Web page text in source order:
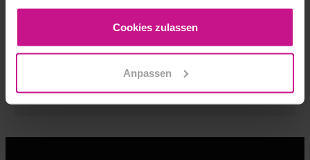
gesammelt haben.
Cookies zulassen
Anpassen
+43 5223 55509 225
Anfrage